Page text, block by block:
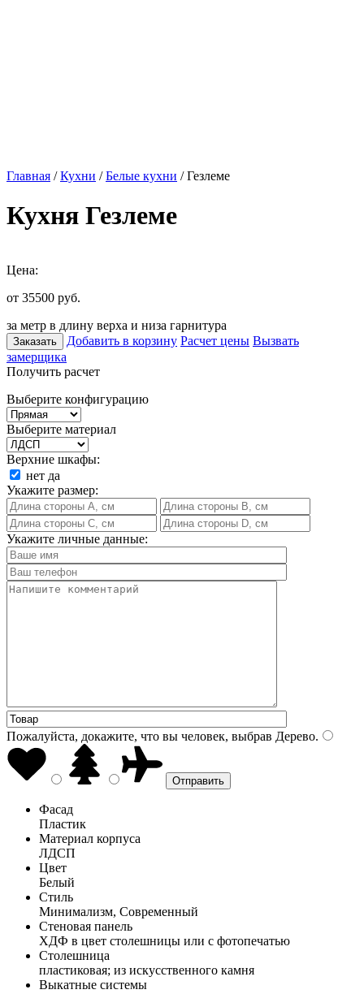
Главная /Кухни /Белые кухни / Гезлеме
Кухня Гезлеме
Цена:
от 35500 руб.
за метр в длину верха и низа гарнитура
Заказать Добавить в корзину Расчет цены Вызвать
замерщика
Получить расчет
Выберите конфигурацию
Выберите материал
Верхние шкафы:
нет да
Укажите размер:
Укажите личные данные:
Пожалуйста, докажите, что вы человек, выбрав Дерево.
Фасад
Пластик
Материал корпуса
ЛДСП
Цвет
Белый
Стиль
Минимализм, Современный
Стеновая панель
ХДФ в цвет столешницы или с фотопечатью
Столешница
пластиковая; из искусственного камня
Выкатные системы